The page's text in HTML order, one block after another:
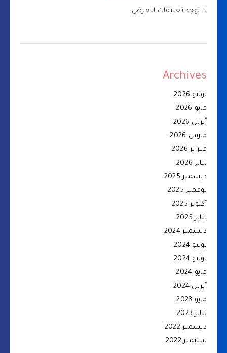
لا توجد تعليقات للعرض.
Archives
يونيو 2026
مايو 2026
أبريل 2026
مارس 2026
فبراير 2026
يناير 2026
ديسمبر 2025
نوفمبر 2025
أكتوبر 2025
يناير 2025
ديسمبر 2024
يوليو 2024
يونيو 2024
مايو 2024
أبريل 2024
مايو 2023
يناير 2023
ديسمبر 2022
سبتمبر 2022